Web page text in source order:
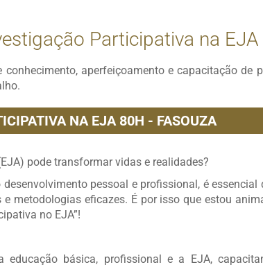
Participativa na
aperfeiçoamento e capacitação
NA EJA 80H - FASOUZA
pode transformar vidas e realidades?
pessoal e profissional, é essencial
metodologias eficazes. É por isso que estou
no EJA”!
básica, profissional e a EJA,